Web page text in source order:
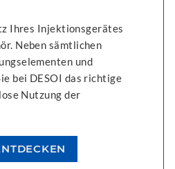
Ihres Injektionsgerätes
Neben sämtlichen
und
bei DESOI das richtige
Nutzung der